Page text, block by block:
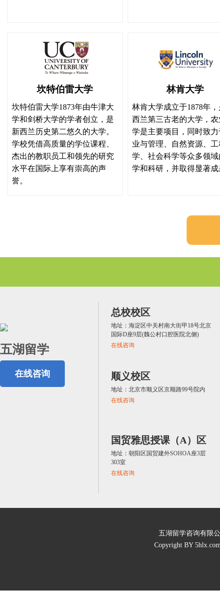
12个月及以上新西兰工作
6年及以上
配偶加分
（就业与学历加分可叠
加，学历分不可叠加）
配偶获得新西兰技能工作
配偶持有9级或10级硕士&
坎特伯雷大学
坎特伯雷大学1873年由牛津大
学和剑桥大学的学者创立，是
新西兰历史第二悠久的大学。
学校凭借高质量的学位课程、
杰出的教职员工和领先的研究
水平在国际上享有崇高的声
誉。
林肯大学
林肯大学成立于1878年
西兰第三古老的大学，
学是主要项目，同时致
业与管理、自然资源、工
学、社会科学等众多领
学和科研，并取得显著
五湖留学
在线咨询
总校校区
地址：海淀区中关村南大街甲18号北京
国际D座9层(魏公村口腔医院北侧)
在线咨询
顺义校区
地址：北京市顺义区京顺路99号院内
在线咨询
国贸雅思授课（A）区
地址：朝阳区国贸建外SOHOA座3层
303室
在线咨询
五湖留学咨询有限
Copyright BY